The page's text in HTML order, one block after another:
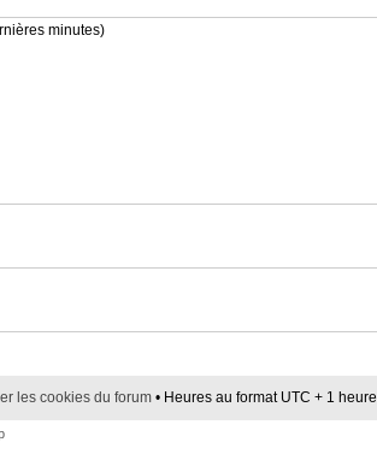
minutes)
les cookies du forum • Heures au format UTC + 1 heure